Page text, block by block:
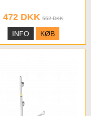
472 DKK 552 DKK
INFO KØB